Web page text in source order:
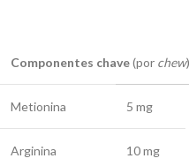
Componentes chave(por chew
Metionina 5 mg
Arginina 10 mg